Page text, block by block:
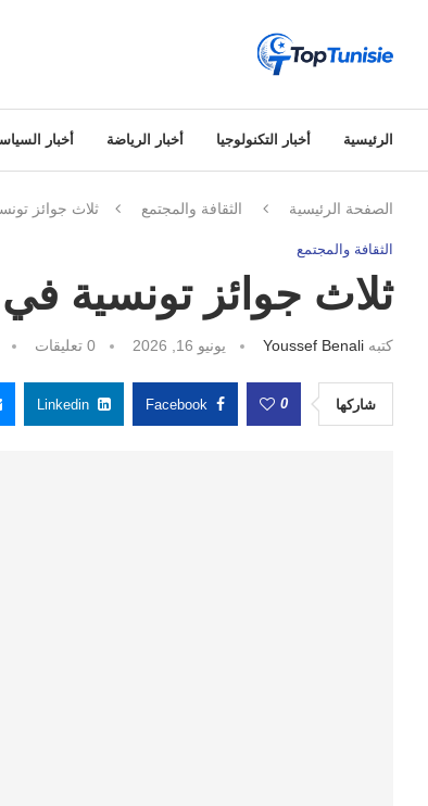
الرئيسية أخبار التكنولوجيا أخبار الرياضة أخبار
الصفحة الرئيسية الثقافة والمجتمع ثلاث جوائز
الثقافة والمجتمع
ثلاث جوائز تونسية
كتبه Youssef Benali يونيو 16, 2026 0 تعليقات
شاركها 0
Facebook
Linkedin